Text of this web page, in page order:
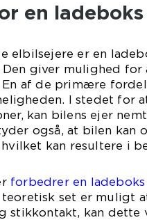
en
elbilsejere er en
Den giver mulighed
af de primære
I stedet
kan bilens ejer
også, at bilen kan
hvilket kan resultere i
forbedrer en ladeboks
teoretisk set er muligt
stikkontakt, kan